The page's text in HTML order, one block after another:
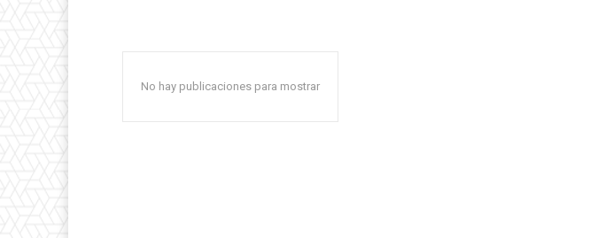
No hay publicaciones para mostrar